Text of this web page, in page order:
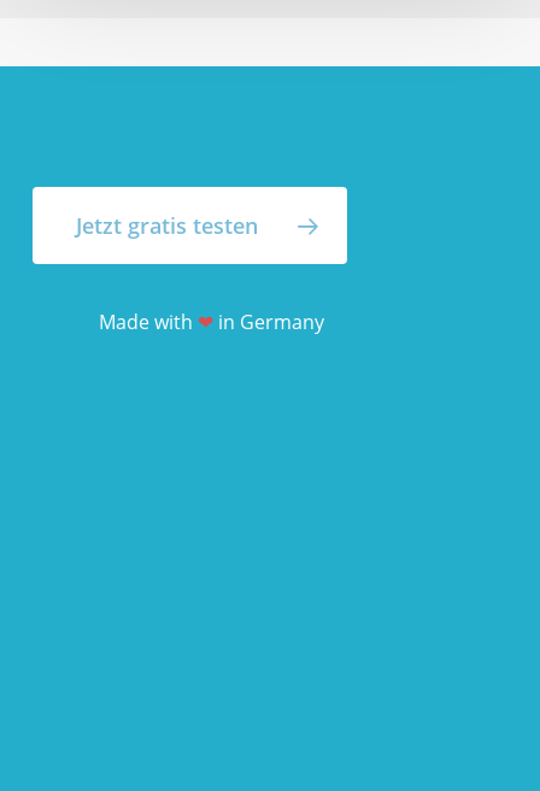
Jetzt gratis testen
Made with ❤in Germany